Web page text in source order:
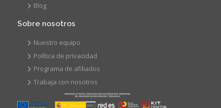
Blog
Sobre nosotros
Nuestro equipo
Política de privacidad
Programa de afiliados
Trabaja con nosotros